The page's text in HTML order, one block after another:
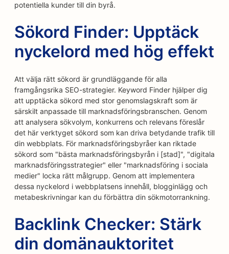
potentiella kunder till din byrå.
Sökord Finder: Upptäck
nyckelord med hög effekt
Att välja rätt sökord är grundläggande för alla
framgångsrika SEO-strategier. Keyword Finder hjälper dig
att upptäcka sökord med stor genomslagskraft som är
särskilt anpassade till marknadsföringsbranschen. Genom
att analysera sökvolym, konkurrens och relevans föreslår
det här verktyget sökord som kan driva betydande trafik till
din webbplats. För marknadsföringsbyråer kan riktade
sökord som "bästa marknadsföringsbyrån i [stad]", "digitala
marknadsföringsstrategier" eller "marknadsföring i sociala
medier" locka rätt målgrupp. Genom att implementera
dessa nyckelord i webbplatsens innehåll, blogginlägg och
metabeskrivningar kan du förbättra din sökmotorrankning.
Backlink Checker: Stärk
din domänauktoritet